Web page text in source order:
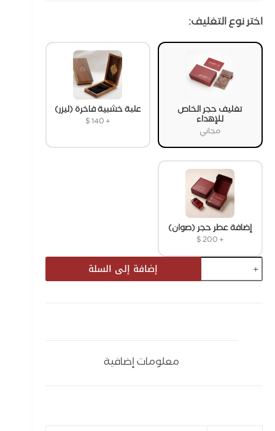
اختر نوع التغليف:
تغليف حجر الخاص
للإهداء
مجاني
علبة خشبية فاخرة (ليزر)
+
$140
إضافة عطر حجر (صوان)
+
$200
إضافة إلى السلة
معلومات إضافية